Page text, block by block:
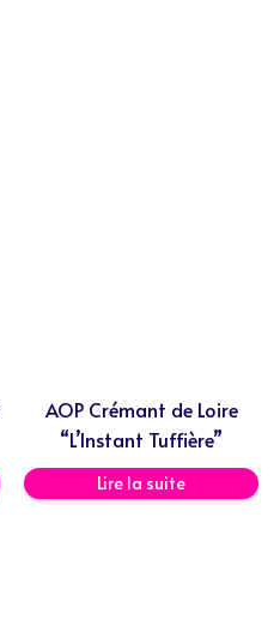
AOP Crémant de Loire
“L’Instant Tuffière”
Lire la suite